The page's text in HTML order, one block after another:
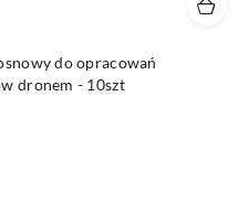
do opracowań
dronem - 10szt